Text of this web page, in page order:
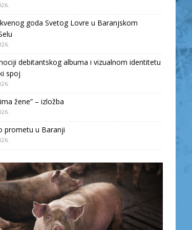
goda Svetog Lovre u Baranjskom
debitantskog albuma i vizualnom identitetu
spoj
žene” – izložba
prometu u Baranji